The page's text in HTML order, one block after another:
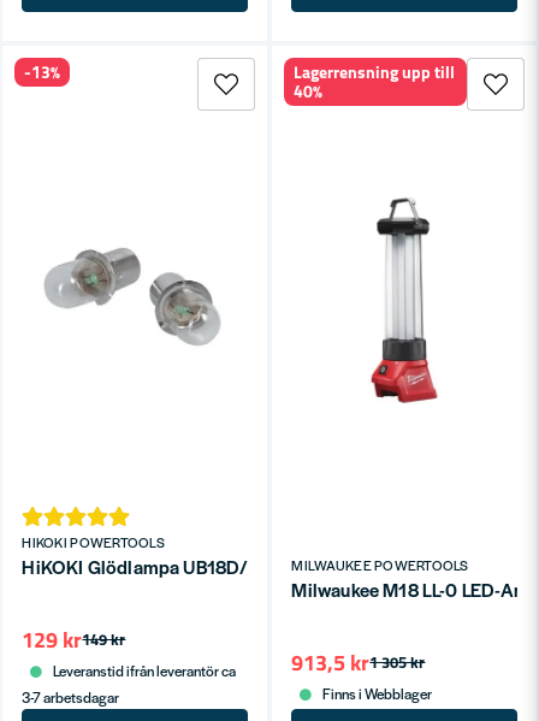
HIKOKI POWERTOOLS
HiKOKI Glödlampa UB18D/UB18DAL 14,4/18V (2-P)
149 kr
129 kr
Leveranstid ifrån leverantör ca
3-7 arbetsdagar
-13%
MILWAUKEE POWERTOOLS
Milwaukee M18 LL-0 LED-
1 305 kr
913,5 kr
Finns i Webblager
Lagerrensning upp till
40%